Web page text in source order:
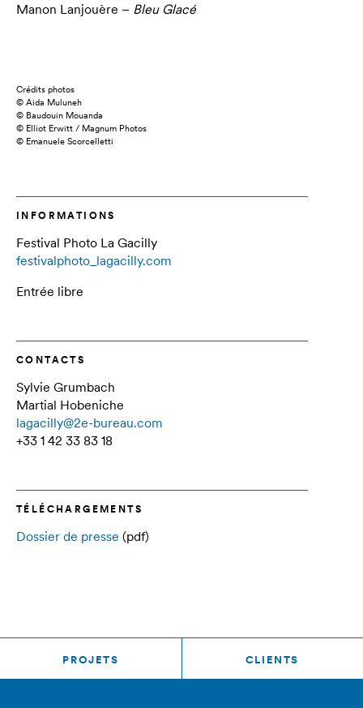
Manon Lanjouère – Bleu Glacé
Crédits photos
© Aida Muluneh
© Baudouin Mouanda
© Elliot Erwitt / Magnum Photos
© Emanuele Scorcelletti
INFORMATIONS
Festival Photo La Gacilly
festivalphoto_lagacilly.com
Entrée libre
CONTACTS
Sylvie Grumbach
Martial Hobeniche
lagacilly@2e-bureau.com
+33 1 42 33 83 18
TÉLÉCHARGEMENTS
Dossier de presse (pdf)
PROJETS CLIENTS